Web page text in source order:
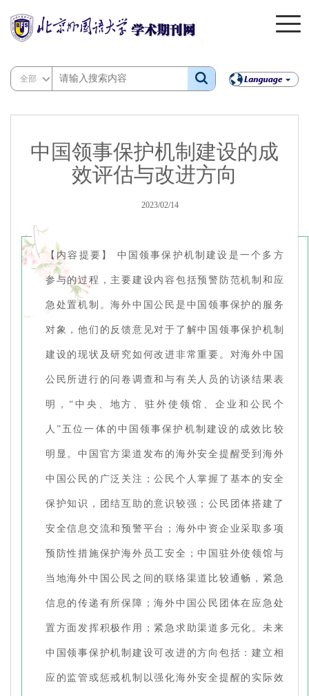
全部
中国领事保护机制建设的成
效评估与改进方向
2023/02/14
【内容提要】 中国领事保护机制建设是一个多方
参与的过程，主要建设内容包括预警防范机制和应
急处置机制。海外中国公民是中国领事保护的服务
对象，他们的反馈意见对于了解中国领事保护机制
建设的现状及研究如何改进非常重要。对海外中国
公民所进行的问卷调查和与有关人员的访谈结果表
明，“中央、地方、驻外使领馆、企业和公民个
人”五位一体的中国领事保护机制建设的成效比较
明显。中国官方渠道发布的海外安全提醒受到海外
中国公民的广泛关注；公民个人掌握了基本的安全
保护知识，团结互助的意识较强；公民团体搭建了
安全信息交流和预警平台；海外中资企业采取多项
预防性措施保护海外员工安全；中国驻外使领馆与
当地海外中国公民之间的联络渠道比较通畅，紧急
信息的传递有所保障；海外中国公民团体在应急处
置方面发挥积极作用；紧急求助渠道多元化。未来
中国领事保护机制建设可改进的方向包括：建立相
应的监管或惩戒机制以强化海外安全提醒的实际效